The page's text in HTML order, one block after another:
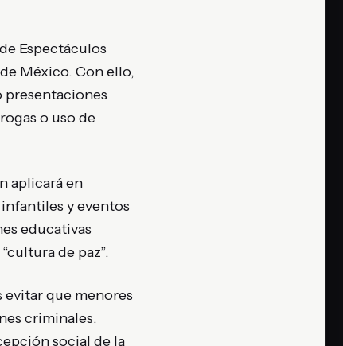
Espectáculos
México. Con ello,
presentaciones
o uso de
aplicará en
y eventos
educativas
de paz”.
que menores
criminales.
social de la